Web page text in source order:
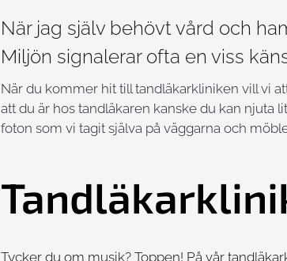
När jag själv behövt vård och
Miljön signalerar ofta en viss
När du kommer hit till tandläkarkliniken vill vi
att du är hos tandläkaren kanske du kan njuta
foton som vi tagit själva på väggarna och
Tycker du om musik? Toppen! På vår